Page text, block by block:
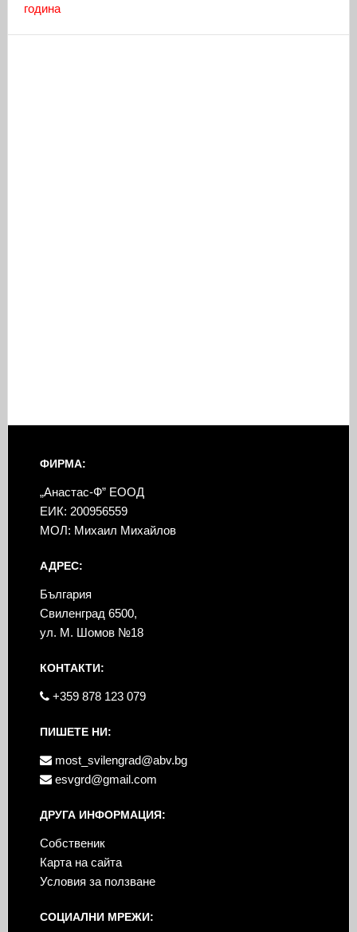
година
ФИРМА:
„Анастас-Ф” ЕООД
ЕИК: 200956559
МОЛ: Михаил Михайлов
АДРЕС:
България
Свиленград 6500,
ул. М. Шомов №18
КОНТАКТИ:
+359 878 123 079
ПИШЕТЕ НИ:
most_svilengrad@abv.bg
esvgrd@gmail.com
ДРУГА ИНФОРМАЦИЯ:
Собственик
Карта на сайта
Условия за ползване
СОЦИАЛНИ МРЕЖИ: